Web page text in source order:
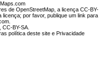
de OpenStreetMap, a licença CC-BY-
por favor, publique um link para
,CC-BY-SA
política deste site e Privacidade